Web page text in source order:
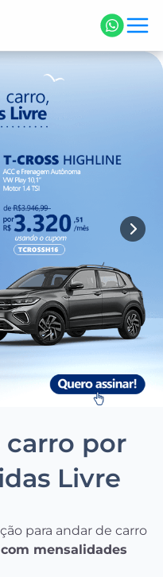
carro por
Livre
para andar de carro
mensalidades